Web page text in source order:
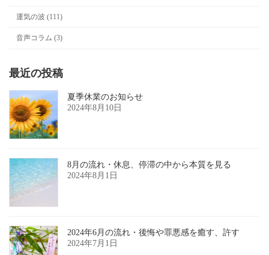
運気の波 (111)
音声コラム (3)
最近の投稿
夏季休業のお知らせ
2024年8月10日
8月の流れ・休息、停滞の中から本質を見る
2024年8月1日
2024年6月の流れ・後悔や罪悪感を癒す、許す
2024年7月1日